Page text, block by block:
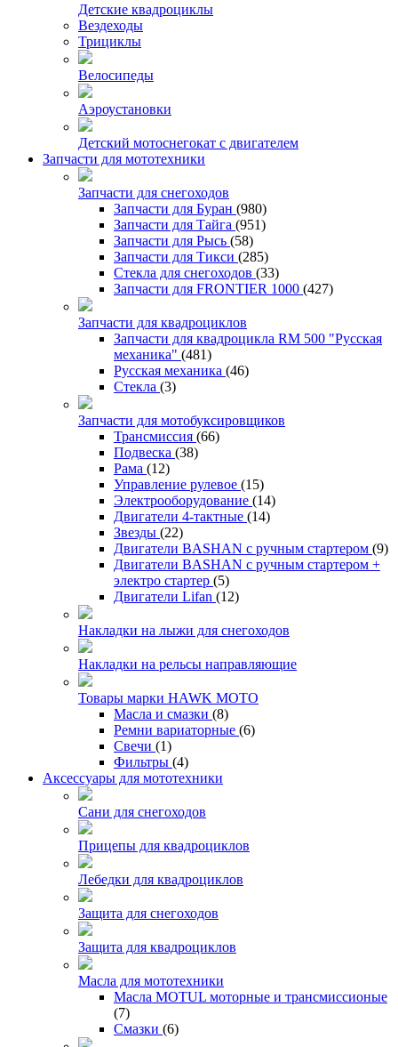
Детские квадроциклы
Вездеходы
Трициклы
Велосипеды
Аэроустановки
Детский мотоснегокат с двигателем
Запчасти для мототехники
Запчасти для снегоходов
Запчасти для Буран (980)
Запчасти для Тайга (951)
Запчасти для Рысь (58)
Запчасти для Тикси (285)
Стекла для снегоходов (33)
Запчасти для FRONTIER 1000 (427)
Запчасти для квадроциклов
Запчасти для квадроцикла RM 500 "Русская
механика" (481)
Русская механика (46)
Стекла (3)
Запчасти для мотобуксировщиков
Трансмиссия (66)
Подвеска (38)
Рама (12)
Управление рулевое (15)
Электрооборудование (14)
Двигатели 4-тактные (14)
Звезды (22)
Двигатели BASHAN с ручным стартером (9)
Двигатели BASHAN с ручным стартером +
электро стартер (5)
Двигатели Lifan (12)
Накладки на лыжи для снегоходов
Накладки на рельсы направляющие
Товары марки HAWK MOTO
Масла и смазки (8)
Ремни вариаторные (6)
Свечи (1)
Фильтры (4)
Аксессуары для мототехники
Сани для снегоходов
Прицепы для квадроциклов
Лебедки для квадроциклов
Защита для снегоходов
Защита для квадроциклов
Масла для мототехники
Масла MOTUL моторные и трансмиссионые
(7)
Смазки (6)